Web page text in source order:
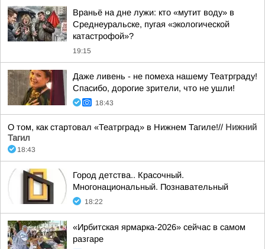
Враньё на дне лужи: кто «мутит воду» в
Среднеуральске, пугая «экологической
катастрофой»?
19:15
Даже ливень - не помеха нашему Театрграду!
Спасибо, дорогие зрители, что не ушли!
18:43
О том, как стартовал «Театрград» в Нижнем Тагиле!// Нижний
Тагил
18:43
Город детства.. Красочный.
Многонациональный. Познавательный
18:22
«Ирбитская ярмарка-2026» сейчас в самом
разгаре